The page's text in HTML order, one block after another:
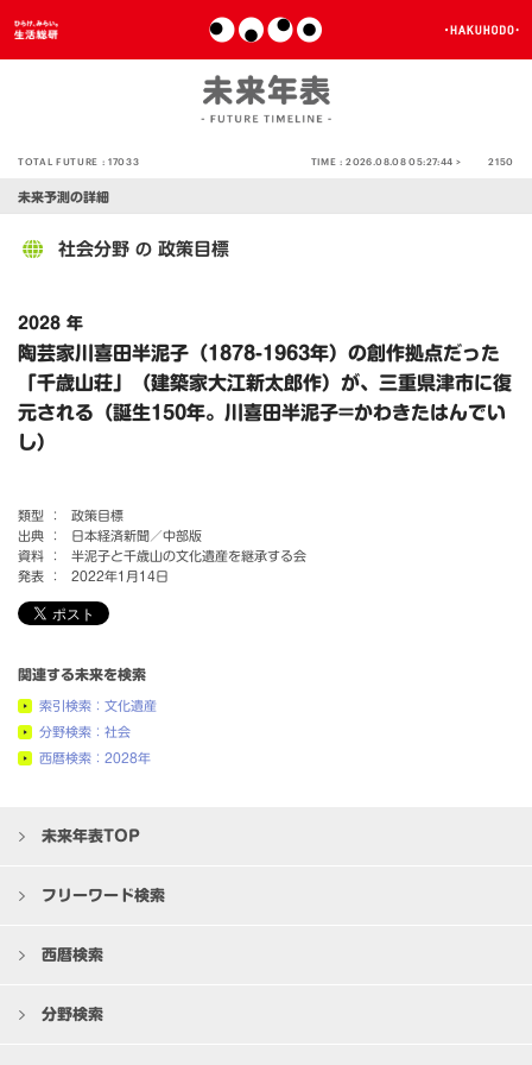
TOTAL FUTURE :17033 TIME :2026.08.08 05:27:44 > 2150
未来予測の詳細
社会分野 の 政策目標
2028 年
陶芸家川喜田半泥子（1878-1963年）の創作拠点だった
「千歳山荘」（建築家大江新太郎作）が、三重県津市に復
元される（誕生150年。川喜田半泥子=かわきたはんでい
し）
類型 ：
政策目標
出典 ：
日本経済新聞／中部版
資料 ：
半泥子と千歳山の文化遺産を継承する会
発表 ：
2022年1月14日
関連する未来を検索
索引検索：文化遺産
分野検索：社会
西暦検索：2028年
未来年表TOP
フリーワード検索
西暦検索
分野検索